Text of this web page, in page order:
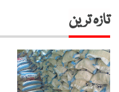
تازہ ترین